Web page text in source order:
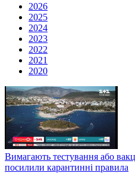
2026
2025
2024
2023
2022
2021
2020
Вимагають тестування або
посилили карантинні правила